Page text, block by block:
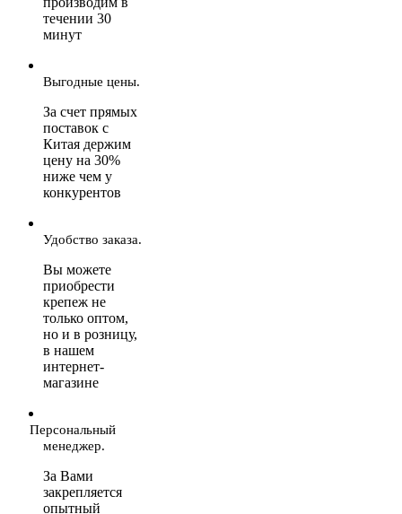
течении 30
минут
Выгодные цены.
За счет прямых
поставок с
Китая держим
цену на 30%
ниже чем у
конкурентов
Удобство заказа.
Вы можете
приобрести
крепеж не
только оптом,
но и в розницу,
в нашем
интернет-
магазине
Персональный
менеджер.
За Вами
закрепляется
опытный